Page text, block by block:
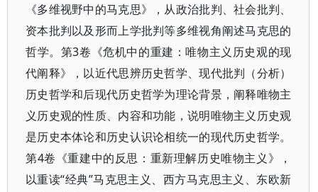
《多维视野中的马克思》，从政治批判、社会批判、
资本批判以及形而上学批判等多维视角阐述马克思的
哲学。第3卷《危机中的重建：唯物主义历史观的现
代阐释》，以近代思辨历史哲学、现代批判（分析）
历史哲学和后现代历史哲学为理论背景，阐释唯物主
义历史观的性质、内容和功能，说明唯物主义历史观
是历史本体论和历史认识论相统一的现代历史哲学。
第4卷《重建中的反思：重新理解历史唯物主义》，
以重读“经典”马克思主义、西方马克思主义、东欧新